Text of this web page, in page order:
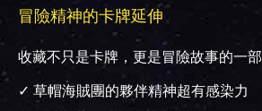
冒險精神的卡牌延伸
收藏不只是卡牌，更是冒險故事的一部
✓ 草帽海賊團的夥伴精神超有感染力